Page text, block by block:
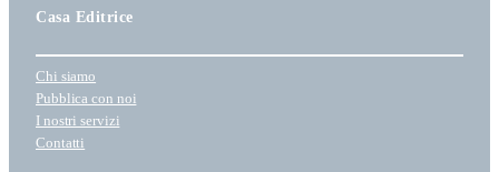
i
n
a
u
n
Casa Editrice
Chi siamo
Pubblica con noi
I nostri servizi
Contatti